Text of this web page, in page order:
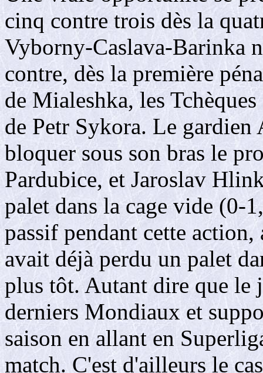
cinq contre trois dès la
Vyborny-Caslava-Barinka
contre, dès la première
de Mialeshka, les
de Petr Sykora. Le
bloquer sous son bras le
Pardubice, et Jaroslav
palet dans la cage vide
passif pendant cette
avait déjà perdu un palet
plus tôt. Autant dire que le
derniers Mondiaux et
saison en allant en
match. C'est d'ailleurs le